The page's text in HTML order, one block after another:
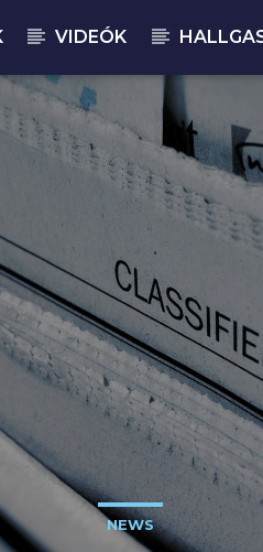
VIDEÓK
NEWS